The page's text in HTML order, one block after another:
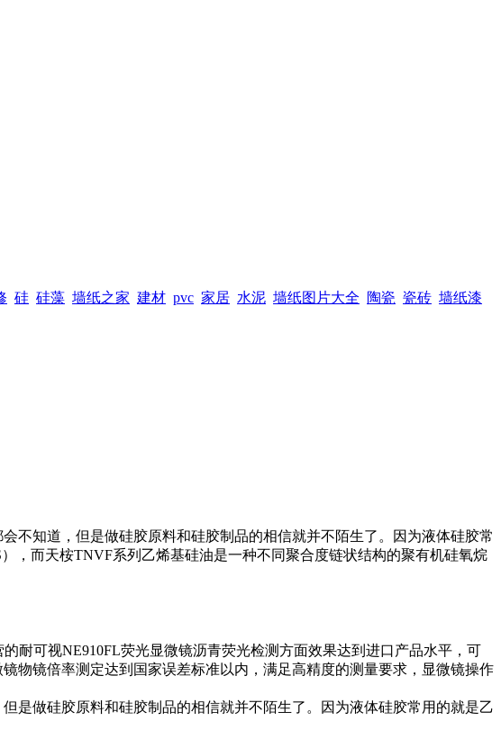
硅 硅藻 墙纸之家 建材 pvc 家居 水泥 墙纸图片大全 陶瓷 瓷砖 墙纸漆
不知道，但是做硅胶原料和硅胶制品的相信就并不陌生了。因为液体硅胶常
，而天桉TNVF系列乙烯基硅油是一种不同聚合度链状结构的聚有机硅氧烷
耐可视NE910FL荧光显微镜沥青荧光检测方面效果达到进口产品水平，可
物镜倍率测定达到国家误差标准以内，满足高精度的测量要求，显微镜操作
是做硅胶原料和硅胶制品的相信就并不陌生了。因为液体硅胶常用的就是乙